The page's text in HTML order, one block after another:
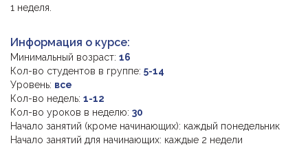
1 неделя.
Информация о курсе:
Минимальный возраст: 16
Кол-во студентов в группе: 5-14
Уровень: все
Кол-во недель: 1-12
Кол-во уроков в неделю: 30
Начало занятий (кроме начинающих): каждый понедельник
Начало занятий для начинающих: каждые 2 недели